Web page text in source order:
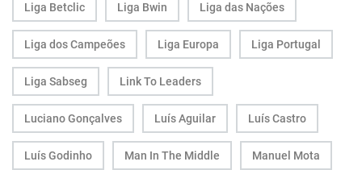
Liga Betclic Liga Bwin Liga das Nações
Liga dos Campeões Liga Europa Liga Portugal
Liga Sabseg Link To Leaders
Luciano Gonçalves Luís Aguilar Luís Castro
Luís Godinho Man In The Middle Manuel Mota